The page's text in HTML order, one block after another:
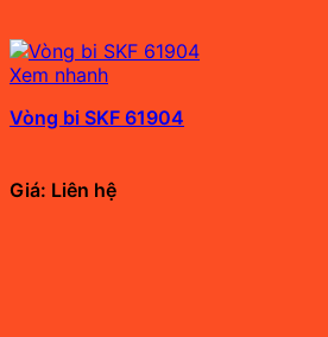
Xem nhanh
Vòng bi SKF 61904
Giá: Liên hệ